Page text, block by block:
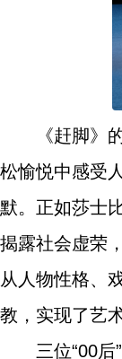
《赶脚》
松愉悦中感受
默。正如莎士
揭露社会虚荣
从人物性格、
教，实现了艺
三位“00